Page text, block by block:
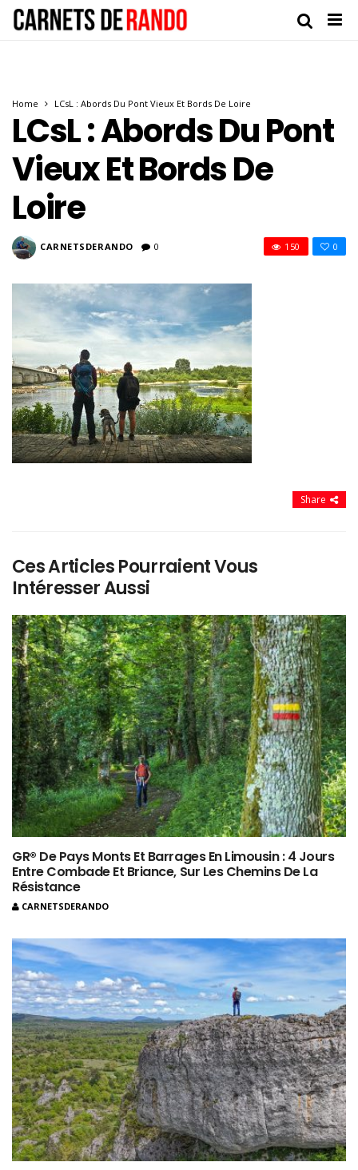
Home LCsL : Abords Du Pont Vieux Et Bords De Loire
LCsL : Abords Du Pont
Vieux Et Bords De
Loire
CARNETSDERANDO 0 0
150
Share
Ces Articles Pourraient Vous
Intéresser Aussi
GR® De Pays Monts Et Barrages En Limousin : 4 Jours
Entre Combade Et Briance, Sur Les Chemins De La
Résistance
CARNETSDERANDO